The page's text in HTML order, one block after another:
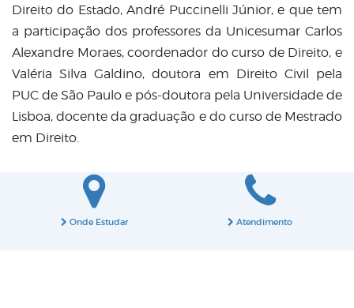
Direito do Estado, André Puccinelli Júnior, e que tem
a participação dos professores da Unicesumar Carlos
Alexandre Moraes, coordenador do curso de Direito, e
Valéria Silva Galdino, doutora em Direito Civil pela
PUC de São Paulo e pós-doutora pela Universidade de
Lisboa, docente da graduação e do curso de Mestrado
em Direito.
Onde Estudar Atendimento